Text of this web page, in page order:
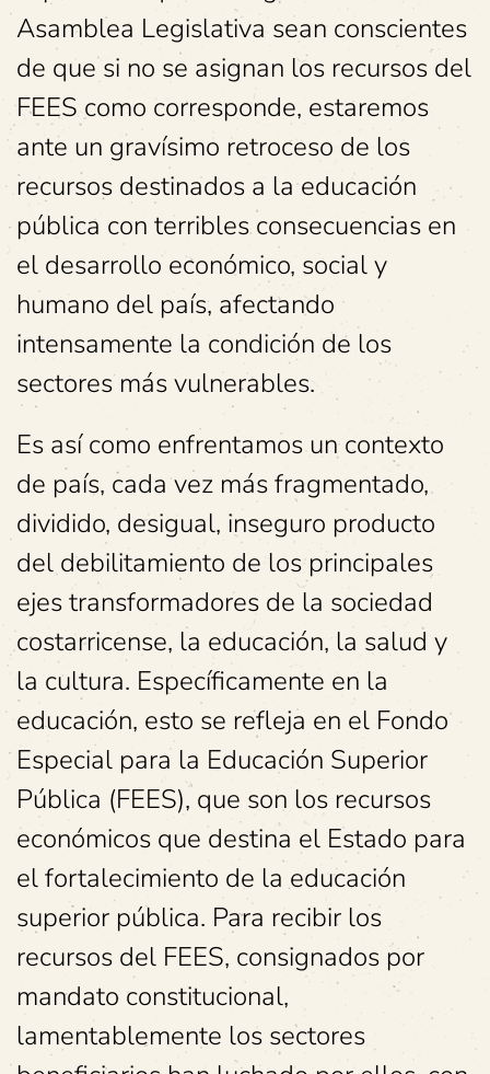
Asamblea Legislativa sean conscientes
de que si no se asignan los recursos del
FEES como corresponde, estaremos
ante un gravísimo retroceso de los
recursos destinados a la educación
pública con terribles consecuencias en
el desarrollo económico, social y
humano del país, afectando
intensamente la condición de los
sectores más vulnerables.
Es así como enfrentamos un contexto
de país, cada vez más fragmentado,
dividido, desigual, inseguro producto
del debilitamiento de los principales
ejes transformadores de la sociedad
costarricense, la educación, la salud y
la cultura. Específicamente en la
educación, esto se refleja en el Fondo
Especial para la Educación Superior
Pública (FEES), que son los recursos
económicos que destina el Estado para
el fortalecimiento de la educación
superior pública. Para recibir los
recursos del FEES, consignados por
mandato constitucional,
lamentablemente los sectores